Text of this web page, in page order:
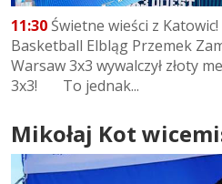
11:30 Świetne wieści z
Basketball Elbląg Przemek
Warsaw 3x3 wywalczył złoty
3x3! To jednak...
Mikołaj Kot